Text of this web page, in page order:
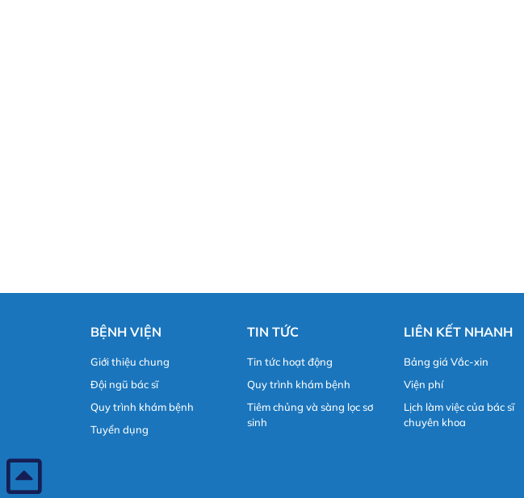
BỆNH VIỆN
Giới thiệu chung
Đội ngũ bác sĩ
Quy trình khám bệnh
Tuyển dụng
TIN TỨC
Tin tức hoạt động
Quy trình khám bệnh
Tiêm chủng và sàng lọc sơ
sinh
LIÊN KẾT NHANH
Bảng giá Vắc-xin
Viện phí
Lịch làm việc của bác sĩ
chuyên khoa